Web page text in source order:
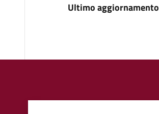
Ultimo aggiornamento